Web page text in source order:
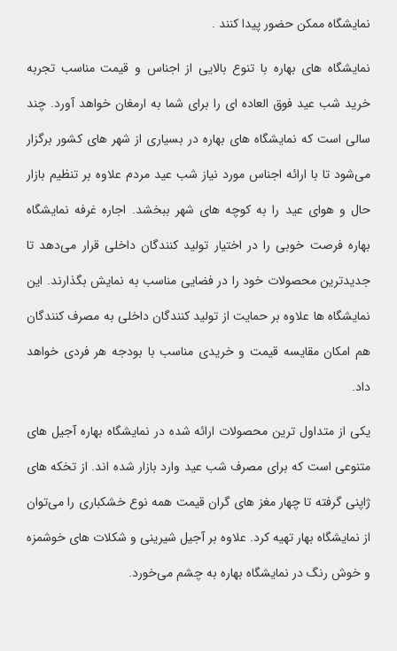
نمایشگاه ممکن حضور پیدا کنند .
نمایشگاه های بهاره با تنوع بالایی از اجناس و قیمت مناسب تجربه
خرید شب عید فوق العاده ای را برای شما به ارمغان خواهد آورد. چند
سالی است که نمایشگاه های بهاره در بسیاری از شهر های کشور برگزار
می‌شود تا با ارائه اجناس مورد نیاز شب عید مردم علاوه بر تنظیم بازار
حال و هوای عید را به کوچه های شهر ببخشد. اجاره غرفه نمایشگاه
بهاره فرصت خوبی را در اختیار تولید کنندگان داخلی قرار می‌دهد تا
جدیدترین محصولات خود را در فضایی مناسب به نمایش بگذارند. این
نمایشگاه ها علاوه بر حمایت از تولید کنندگان داخلی به مصرف کنندگان
هم امکان مقایسه قیمت و خریدی مناسب با بودجه هر فردی خواهد
داد.
یکی از متداول ترین محصولات ارائه شده در نمایشگاه بهاره آجیل های
متنوعی است که برای مصرف شب عید وارد بازار شده اند. از تخکه های
ژاپنی گرفته تا چهار مغز های گران قیمت همه نوع خشکباری را می‌توان
از نمایشگاه بهار تهیه کرد. علاوه بر آجیل شیرینی و شکلات های خوشمزه
و خوش رنگ در نمایشگاه بهاره به چشم می‌خورد.